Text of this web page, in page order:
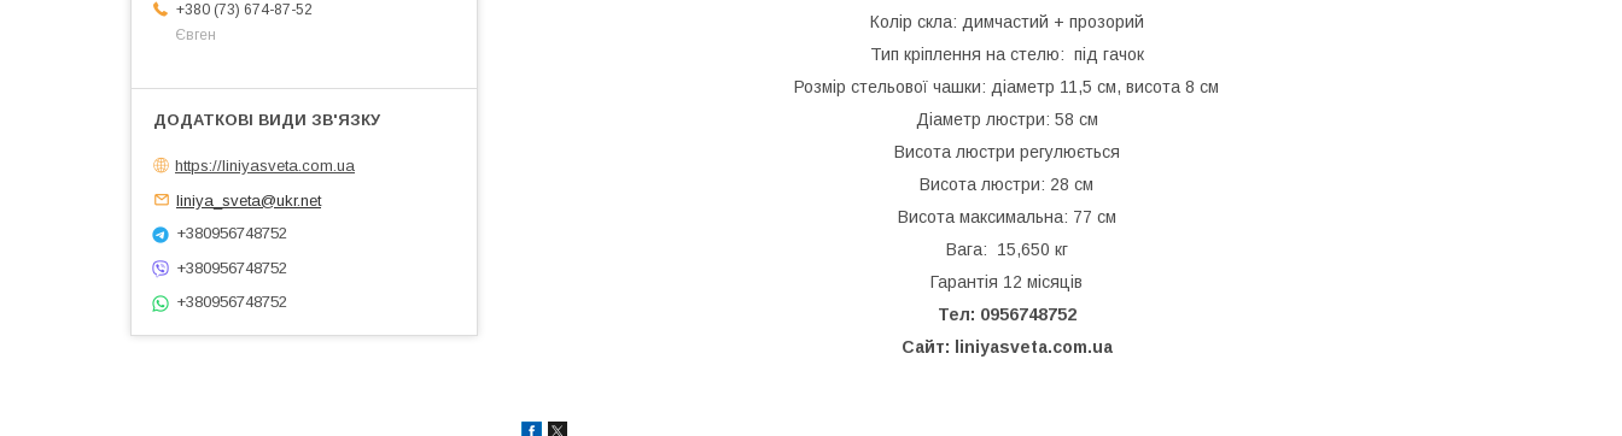
Колір скла: димчастий + прозорий
Тип кріплення на стелю: під гачок
Розмір стельової чашки: діаметр 11,5 см, висота 8 см
Діаметр люстри: 58 см
Висота люстри регулюється
Висота люстри: 28 см
Висота максимальна: 77 см
Вага: 15,650 кг
Гарантія 12 місяців
Тел: 0956748752
Сайт: liniyasveta.com.ua
+380 (73) 674-87-52
Євген
https://liniyasveta.com.ua
liniya_sveta@ukr.net
+380956748752
+380956748752
+380956748752